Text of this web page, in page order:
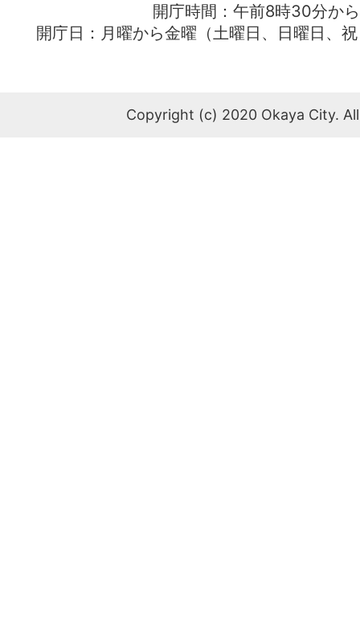
開庁時間：午前8時30分か
開庁日：月曜から金曜（土曜日、日曜日、
Copyright (c) 2020 Okaya City.